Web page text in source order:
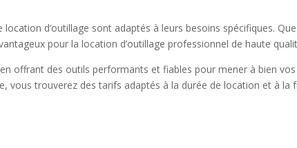
d’outillage sont adaptés à leurs besoins spécifiques.
pour la location d’outillage professionnel de haute
offrant des outils performants et fiables pour mener à bien vos
vous trouverez des tarifs adaptés à la durée de location et à la